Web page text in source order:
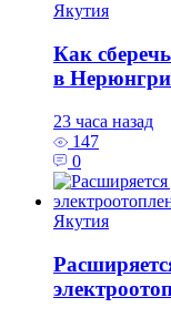
Якутия
Как
в
23 часа назад
147
0
Якутия